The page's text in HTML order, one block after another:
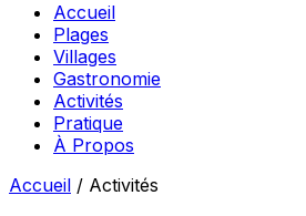
Accueil
Plages
Villages
Gastronomie
Activités
Pratique
À Propos
Accueil / Activités